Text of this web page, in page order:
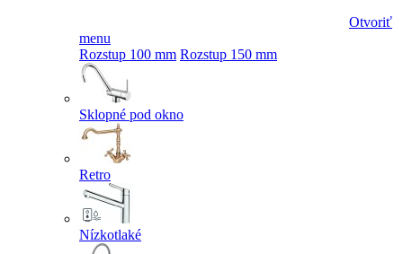
Otvoriť
menu
Rozstup 100 mm Rozstup 150 mm
Sklopné pod okno
Retro
Nízkotlaké